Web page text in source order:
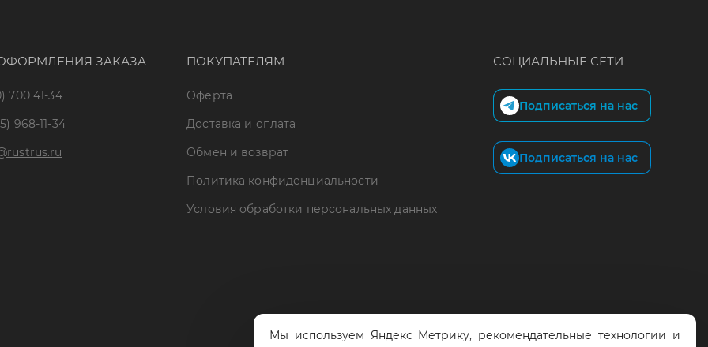
ЗАКАЗА
700 41-34
968-11-34
ПОКУПАТЕЛЯМ
Оферта
Доставка и оплата
Обмен и возврат
Политика конфиденциальности
Условия обработки персональных данных
СОЦИАЛЬНЫЕ СЕТИ
Подписаться на нас
Подписаться на нас
Мы используем Яндекс Метрику, рекомендательные технологии и